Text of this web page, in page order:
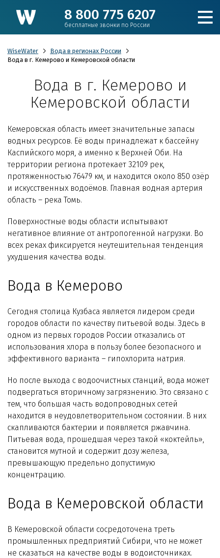
8 800 775 6207
бесплатные звонки по России
Подобрать фильтр
Для коттеджа
Кулеры и пурифайеры
Для производства и ЖКХ
Технологии WiseWater
Стать дилером
Контакты
WiseWater
Вода в регионах России
Вода в г. Кемерово и Кемеровской области
Вода в г. Кемерово и
Кемеровской области
Кемеровская область имеет значительные запасы
водных ресурсов. Её воды принадлежат к бассейну
Каспийского моря, а именно к Верхней Оби. На
территории региона протекает 32109 рек,
протяженностью 76479 км, и находится около 850 озёр
и искусственных водоёмов. Главная водная артерия
область – река Томь.
Поверхностные воды области испытывают
негативное влияние от антропогенной нагрузки. Во
всех реках фиксируется неутешительная тенденция
ухудшения качества воды.
Вода в Кемерово
Сегодня столица Кузбаса является лидером среди
городов области по качеству питьевой воды. Здесь в
одном из первых городов России отказались от
использования хлора в пользу более безопасного и
эффективного варианта – гипохлорита натрия.
Но после выхода с водоочистных станций, вода может
подвергаться вторичному загрязнению. Это связано с
тем, что большая часть водопроводных сетей
находится в неудовлетворительном состоянии. В них
скапливаются бактерии и появляется ржавчина.
Питьевая вода, прошедшая через такой «коктейль»,
становится мутной и содержит дозу железа,
превышающую предельно допустимую
концентрацию.
Вода в Кемеровской области
В Кемеровской области сосредоточена треть
промышленных предприятий Сибири, что не может
не сказаться на качестве воды в водоисточниках.